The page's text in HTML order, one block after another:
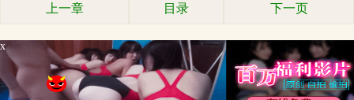
上一章 目录 下一页
x